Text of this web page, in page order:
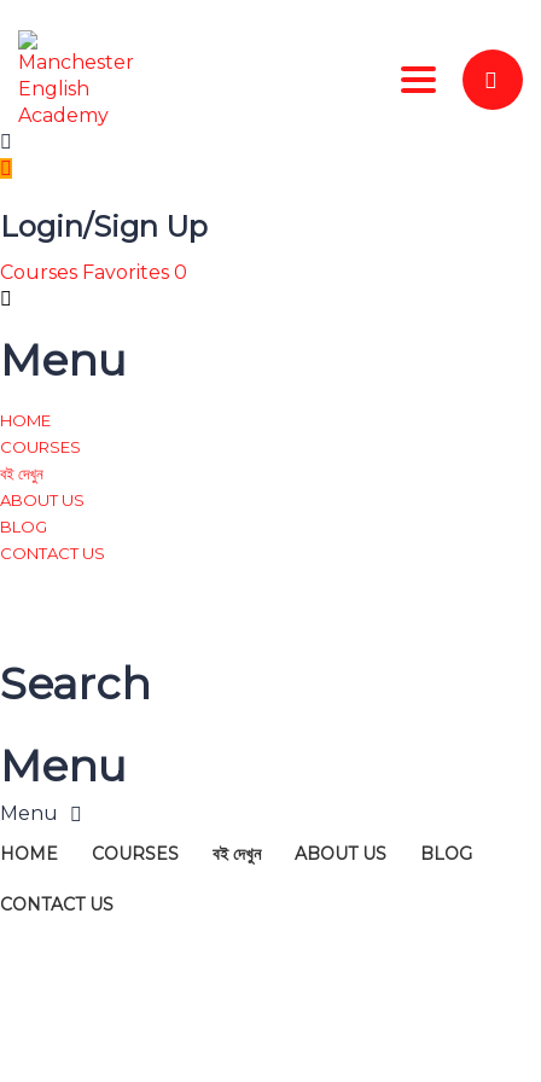
Toggle
Login/Sign Up
Courses Favorites 0
Menu
HOME
COURSES
বই দেখুন
ABOUT US
BLOG
CONTACT US
Search
Menu
HOME COURSES বই দেখুন ABOUT US BLOG
CONTACT US